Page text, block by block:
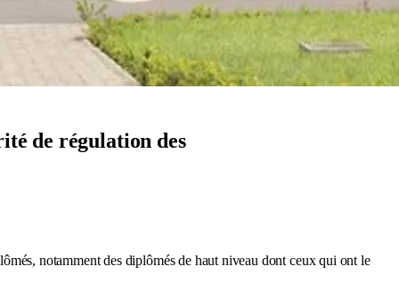
de régulation des
notamment des diplômés de haut niveau dont ceux qui ont le